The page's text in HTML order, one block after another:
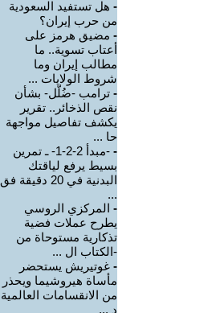
- هل تستفيد السعودية
من حرب إيران؟
- مضيق هرمز على
أعتاب تسوية.. ما
مطالب إيران وما
شروط الولايات ...
- ترامب -ضُلّل- بشأن
نقص الذخائر.. تقرير
يكشف تفاصيل مواجهة
حا ...
-
-مبدأ 2-2-1- ـ تمرين
بسيط يرفع لياقتك
البدنية في 20 دقيقة فق
...
- المركزي الروسي
يطرح عملات فضية
تذكارية مستوحاة من
-الكتاب ال ...
- غوتيريش يستحضر
مأساة هيروشيما ويحذر
من الانقسامات العالمية
د ...